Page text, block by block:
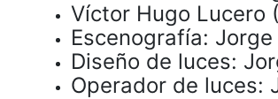
Víctor Hugo Lucero
Escenografía:
Diseño de luces:
Operador de luces: